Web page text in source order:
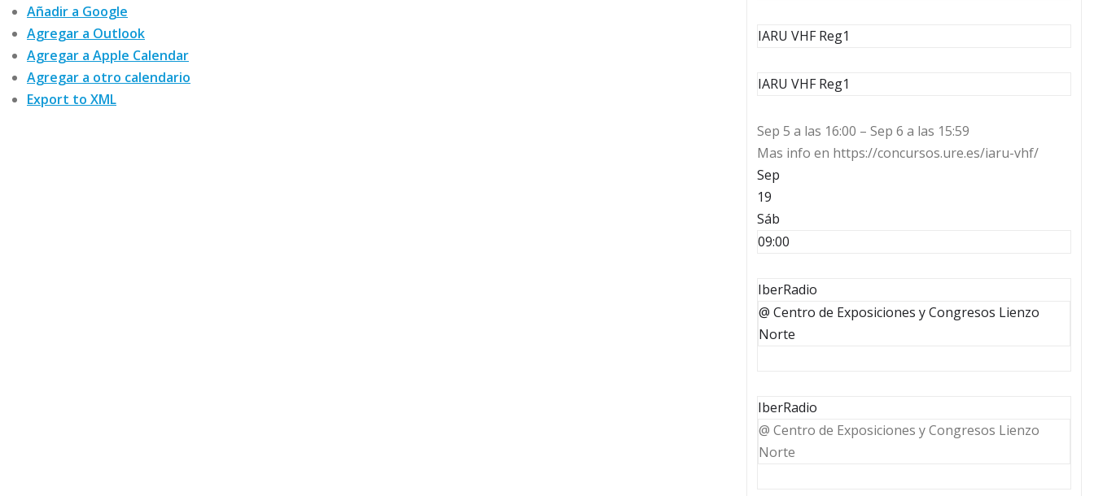
Añadir a Google
Agregar a Outlook
Agregar a Apple Calendar
Agregar a otro calendario
Export to XML
IARU VHF Reg1
IARU VHF Reg1
Sep 5 a las 16:00 – Sep 6 a las 15:59
Mas info en https://concursos.ure.es/iaru-vhf/
Sep
19
Sáb
09:00
IberRadio
@ Centro de Exposiciones y Congresos Lienzo
Norte
IberRadio
@ Centro de Exposiciones y Congresos Lienzo
Norte